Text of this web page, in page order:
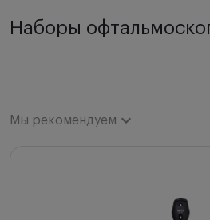
Наборы
Мы рекомендуем